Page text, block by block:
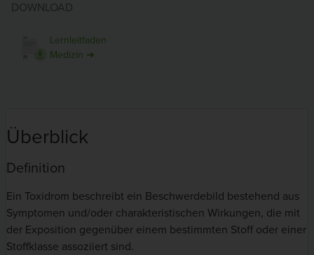
DOWNLOAD
Lernleitfaden
Medizin ➜
Überblick
Definition
Ein Toxidrom beschreibt ein Beschwerdebild bestehend aus
Symptomen und/oder charakteristischen Wirkungen, die mit
der Exposition gegenüber einem bestimmten Stoff oder einer
Stoffklasse assoziiert sind.